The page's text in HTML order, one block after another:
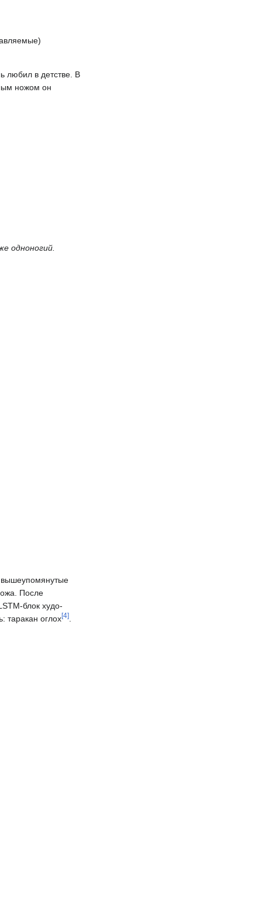
любил в детстве. В
ножом он
одноногий.
вышеупомянутые
После
блок худо-
таракан оглох[4]